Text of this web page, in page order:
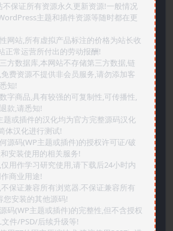
不保证所有资源永久更新资源!一般情况
主题和插件资源等随时都在更
网站,所有虚拟产品标注的价格为站长收
正常运营所付出的劳动报酬!
方数据库,本网站不存储第三方数据,链
费资源不提供非会员服务,请勿添加客
知!
字商品,具有较强的可复制性,可传播性,
款,请悉知!
题或插件的汉化均为官方完整源码汉化
体汉化进行测试!
源码(WP主题或插件)的授权许可证/破
安装使用的相关服务!
用作学习研究使用,请下载后24小时内
商业用途!
保证兼容所有浏览器.不保证兼容所有
您安装的其他源码!
码(WP主题或插件)的完整性,但不含授权
件/PSD/后续升级等!